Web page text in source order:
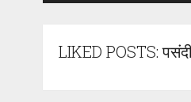
LIKED POSTS: